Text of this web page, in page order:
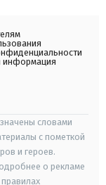
информация
словами
с пометкой
и героев.
о рекламе